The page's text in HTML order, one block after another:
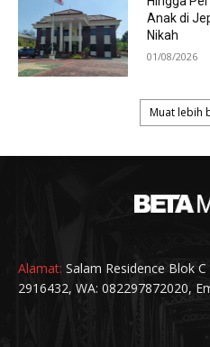
Alamat: Salam Residence Blok
2916432, WA: 082297872020,